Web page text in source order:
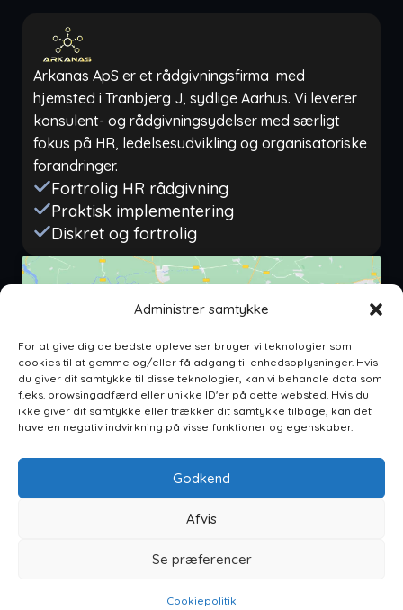
Administrer samtykke
For at give dig de bedste oplevelser bruger vi teknologier som
cookies til at gemme og/eller få adgang til enhedsoplysninger. Hvis
du giver dit samtykke til disse teknologier, kan vi behandle data som
f.eks. browsingadfærd eller unikke ID'er på dette websted. Hvis du
ikke giver dit samtykke eller trækker dit samtykke tilbage, kan det
have en negativ indvirkning på visse funktioner og egenskaber.
Godkend
Afvis
Se præferencer
Cookiepolitik
Arkanas ApS er et rådgivningsfirma med
hjemsted i Tranbjerg J, sydlige Aarhus. Vi leverer
konsulent- og rådgivningsydelser med særligt
fokus på HR, ledelsesudvikling og organisatoriske
forandringer.
Fortrolig HR rådgivning
Praktisk implementering
Diskret og fortrolig
Klik for at acceptere markedsføring
cookies og aktivere dette indhold
Tingskoven 6, 8310 Tranbjerg J